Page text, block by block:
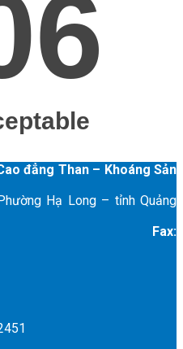
đẳng Than – Khoáng Sản
Hạ Long – tỉnh Quảng
Fax: